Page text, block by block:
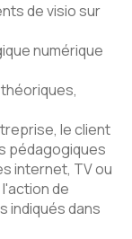
de visio sur
numérique
le client
pédagogiques
internet, TV ou
de
indiqués dans